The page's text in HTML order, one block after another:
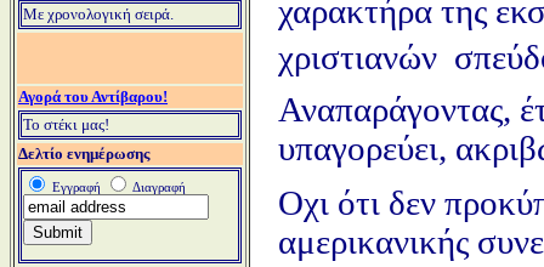
Με χρονολογική σειρά.
Αγορά του Αντίβαρου!
Το στέκι μας!
Δελτίο ενημέρωσης
Εγγραφή Διαγραφή
χαρακτήρα της
χριστιανών 
Αναπαράγοντας,
υπαγορεύει,
Οχι ότι δεν
αμερικανικής